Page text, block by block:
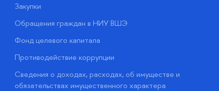
Закупки
Обращения граждан в НИУ ВШЭ
Фонд целевого капитала
Противодействие коррупции
Сведения о доходах, расходах, об имуществе и
обязательствах имущественного характера